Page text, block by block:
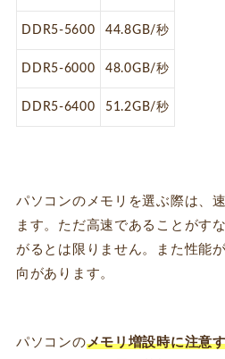
DDR5-5600 44.8GB/秒
DDR5-6000 48.0GB/秒
DDR5-6400 51.2GB/秒
パソコンのメモリを選ぶ際は、
ます。ただ高速であることがす
がるとは限りません。また性能
向があります。
パソコンのメモリ増設時に注意